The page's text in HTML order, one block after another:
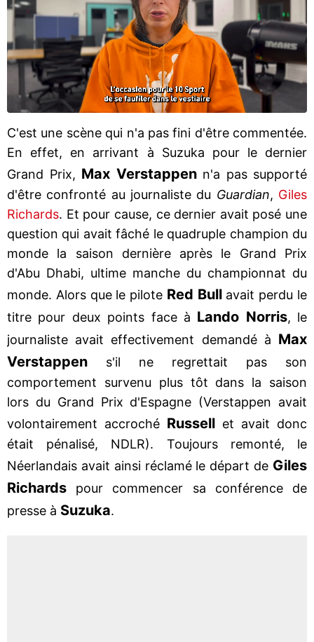
C'est une scène qui n'a pas fini d'être commentée.
En effet, en arrivant à Suzuka pour le dernier
Grand Prix, Max Verstappenn'a pas supporté
d'être confronté au journaliste du Guardian, Giles
Richards. Et pour cause, ce dernier avait posé une
question qui avait fâché le quadruple champion du
monde la saison dernière après le Grand Prix
d'Abu Dhabi, ultime manche du championnat du
monde. Alors que le pilote Red Bullavait perdu le
titre pour deux points face à Lando Norris, le
journaliste avait effectivement demandé à Max
Verstappen s'il ne regrettait pas son
comportement survenu plus tôt dans la saison
lors du Grand Prix d'Espagne (Verstappen avait
volontairement accroché Russell et avait donc
était pénalisé, NDLR). Toujours remonté, le
Néerlandais avait ainsi réclamé le départ de Giles
Richards pour commencer sa conférence de
presse à Suzuka.